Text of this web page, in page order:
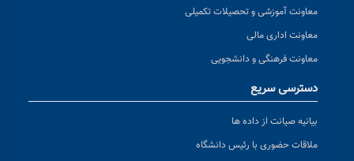
معاونت آموزشی و تحصیلات تکمیلی
معاونت اداری مالی
معاونت فرهنگی و دانشجویی
دسترسی سریع
بیانیه صیانت از داده ها
ملاقات حضوری با رئیس دانشگاه